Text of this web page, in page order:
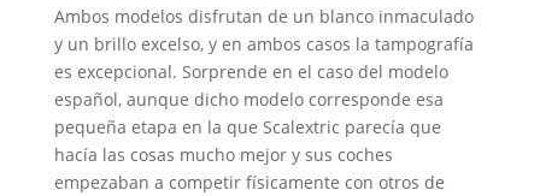
Ambos modelos disfrutan de un blanco inmaculado
y un brillo excelso, y en ambos casos la tampografía
es excepcional. Sorprende en el caso del modelo
español, aunque dicho modelo corresponde esa
pequeña etapa en la que Scalextric parecía que
hacía las cosas mucho mejor y sus coches
empezaban a competir físicamente con otros de